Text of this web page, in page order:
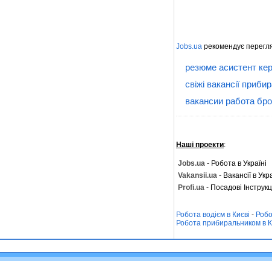
Jobs.ua рекомендує
резюме асистент
свіжі вакансії
вакансии работа
Наші проекти:
Jobs.ua - Робота в Україні
Vakansii.ua - Вакансії в
Profi.ua - Посадові
Робота водієм в Києві -
Робота прибиральником в